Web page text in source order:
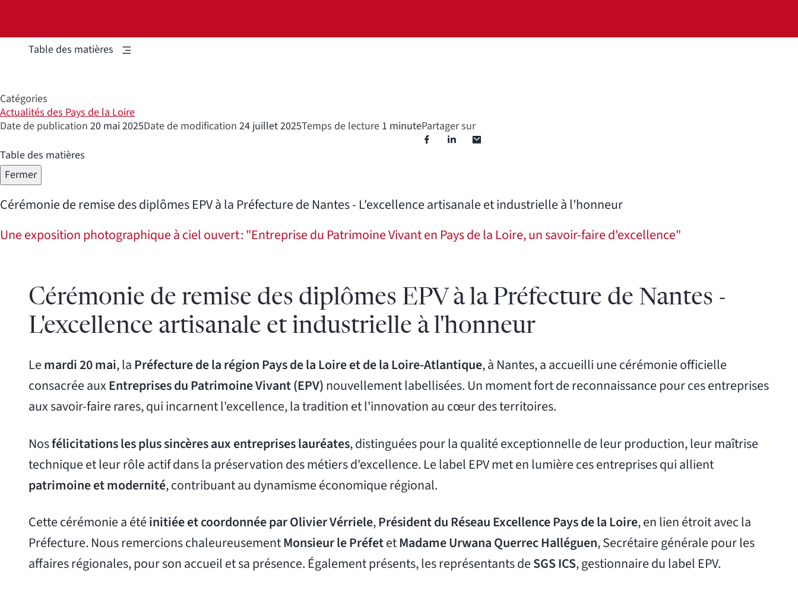
Table des matières
Catégories
Actualités des Pays de la Loire
Date de publication 20 mai 2025Date de modification 24 juillet 2025Temps de lecture 1 minutePartager sur
Table des matières
Fermer
Cérémonie de remise des diplômes EPV à la Préfecture de Nantes - L'excellence artisanale et industrielle à l'honneur
Une exposition photographique à ciel ouvert : "Entreprise du Patrimoine Vivant en Pays de la Loire, un savoir-faire d'excellence"
Cérémonie de remise des diplômes EPV à la Préfecture de Nantes -
L'excellence artisanale et industrielle à l'honneur
Lemardi 20 mai, laPréfecture de la région Pays de la Loire et de la Loire-Atlantique, à Nantes, a accueilli une cérémonie officielle
consacrée auxEntreprises du Patrimoine Vivant (EPV)nouvellement labellisées. Un moment fort de reconnaissance pour ces entreprises
aux savoir-faire rares, qui incarnent l'excellence, la tradition et l'innovation au cœur des territoires.
Nosfélicitations les plus sincères aux entreprises lauréates, distinguées pour la qualité exceptionnelle de leur production, leur maîtrise
technique et leur rôle actif dans la préservation des métiers d'excellence. Le label EPV met en lumière ces entreprises qui allient
patrimoine et modernité, contribuant au dynamisme économique régional.
Cette cérémonie a étéinitiée et coordonnée par Olivier Vérriele,Président du Réseau Excellence Pays de la Loire, en lien étroit avec la
Préfecture. Nous remercions chaleureusementMonsieur le PréfetetMadame Urwana Querrec Halléguen, Secrétaire générale pour les
affaires régionales, pour son accueil et sa présence. Également présents, les représentants deSGS ICS, gestionnaire du label EPV.